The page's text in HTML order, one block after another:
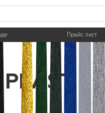
Прайс лист